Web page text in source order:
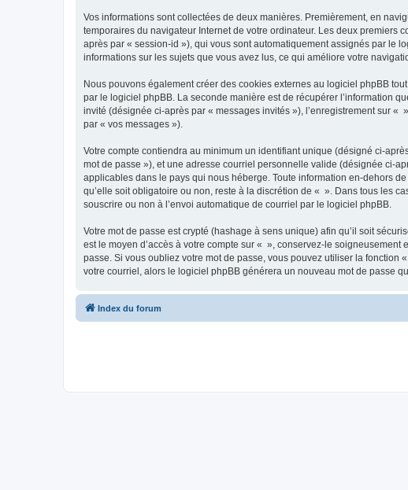
Vos informations sont collectées de deux manières. Premièrement, en
temporaires du navigateur Internet de votre ordinateur. Les deux premiers
après par « session-id »), qui vous sont automatiquement assignés par le
informations sur les sujets que vous avez lus, ce qui améliore votre
Nous pouvons également créer des cookies externes au logiciel phpBB
par le logiciel phpBB. La seconde manière est de récupérer l’information
invité (désignée ci-après par « messages invités »), l’enregistrement sur
par « vos messages »).
Votre compte contiendra au minimum un identifiant unique (désigné ci-
mot de passe »), et une adresse courriel personnelle valide (désignée ci-
applicables dans le pays qui nous héberge. Toute information en-dehors
qu’elle soit obligatoire ou non, reste à la discrétion de « ». Dans tous les
souscrire ou non à l’envoi automatique de courriel par le logiciel phpBB.
Votre mot de passe est crypté (hashage à sens unique) afin qu’il soit
est le moyen d’accès à votre compte sur « », conservez-le
passe. Si vous oubliez votre mot de passe, vous pouvez utiliser la fonction
votre courriel, alors le logiciel phpBB générera un nouveau mot de passe
Index du forum